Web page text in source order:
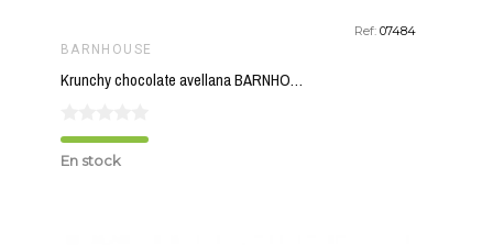
Ref:07484
BARNHOUSE
Krunchy chocolate avellana BARNHOUSE 375 gr
En stock